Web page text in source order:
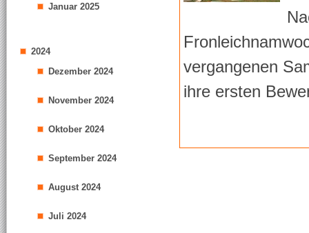
Januar 2025
2024
Dezember 2024
November 2024
Oktober 2024
September 2024
August 2024
Juli 2024
vergangenen
ihre ersten